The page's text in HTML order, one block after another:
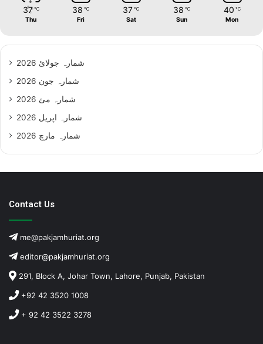
37 ℃
Thu
38 ℃
Fri
37 ℃
Sat
38 ℃
Sun
40 ℃
Mon
شمارہ جولائ 2026
شمارہ جون 2026
شمارہ مئ 2026
شمارہ اپریل 2026
شمارہ مارچ 2026
Contact Us
me@pakjamhuriat.org
editor@pakjamhuriat.org
291, Block A, Johar Town, Lahore, Punjab, Pakistan
+92 42 3520 1008
+ 92 42 3522 3278